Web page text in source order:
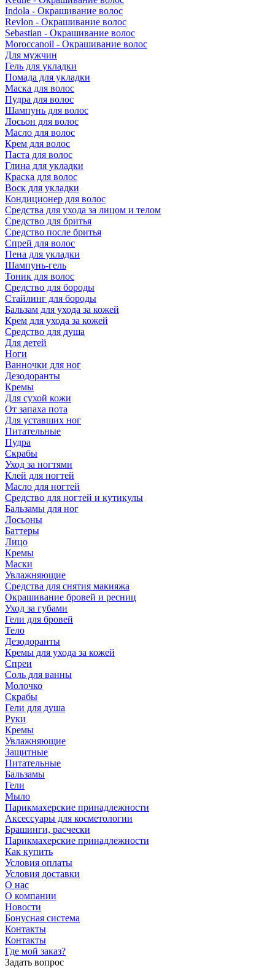
Indola - Окрашивание волос
Revlon - Окрашивание волос
Sebastian - Окрашивание волос
Moroccanoil - Окрашивание волос
Для мужчин
Гель для укладки
Помада для укладки
Маска для волос
Пудра для волос
Шампунь для волос
Лосьон для волос
Масло для волос
Крем для волос
Паста для волос
Глина для укладки
Краска для волос
Воск для укладки
Кондиционер для волос
Средства для ухода за лицом и телом
Средство для бритья
Средство после бритья
Спрей для волос
Пена для укладки
Шампунь-гель
Тоник для волос
Средство для бороды
Стайлинг для бороды
Бальзам для ухода за кожей
Крем для ухода за кожей
Средство для душа
Для детей
Ноги
Ванночки для ног
Дезодоранты
Кремы
Для сухой кожи
От запаха пота
Для уставших ног
Питательные
Пудра
Скрабы
Уход за ногтями
Клей для ногтей
Масло для ногтей
Средство для ногтей и кутикулы
Бальзамы для ног
Лосьоны
Баттеры
Лицо
Кремы
Маски
Увлажняющие
Средства для снятия макияжа
Окрашивание бровей и ресниц
Уход за губами
Гели для бровей
Тело
Дезодоранты
Кремы для ухода за кожей
Спреи
Соль для ванны
Молочко
Скрабы
Гели для душа
Руки
Кремы
Увлажняющие
Защитные
Питательные
Бальзамы
Гели
Мыло
Парикмахерские принадлежности
Аксессуары для косметологии
Брашинги, расчески
Парикмахерские принадлежности
Как купить
Условия оплаты
Условия доставки
О нас
О компании
Новости
Бонусная система
Контакты
Контакты
Где мой заказ?
Задать вопрос